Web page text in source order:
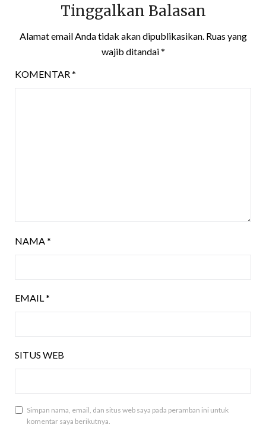
Tinggalkan Balasan
Alamat email Anda tidak akan dipublikasikan. Ruas yang
wajib ditandai*
KOMENTAR*
NAMA*
EMAIL*
SITUS WEB
Simpan nama, email, dan situs web saya pada peramban ini untuk
komentar saya berikutnya.